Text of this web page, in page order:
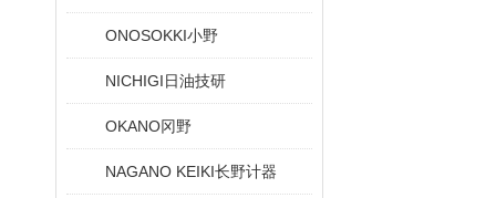
ONOSOKKI小野
NICHIGI日油技研
OKANO冈野
NAGANO KEIKI长野计器